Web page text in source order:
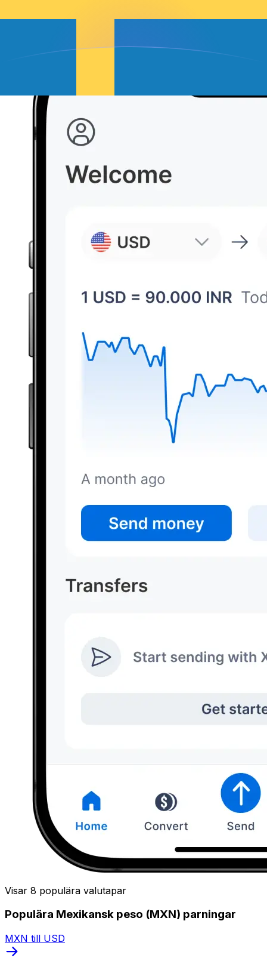
Visar 8 populära valutapar
Populära Mexikansk peso (MXN) parningar
MXN till USD